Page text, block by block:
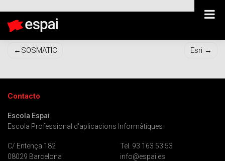
Navegación
entradas
SOSMATIC Esri
Contacto
Escola Espai
Escola Professional d'aplicacions Informàtiques
C/ Entença 182
08029 Barcelona
Tel. 93 163 53 53
info@espai.es